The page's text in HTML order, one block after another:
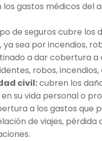
gastos médicos del
de seguros cubre los
sea por incendios,
a dar cobertura a
robos,
civil:cubren los
su vida personal o
a los gastos que
de viajes, pérdida